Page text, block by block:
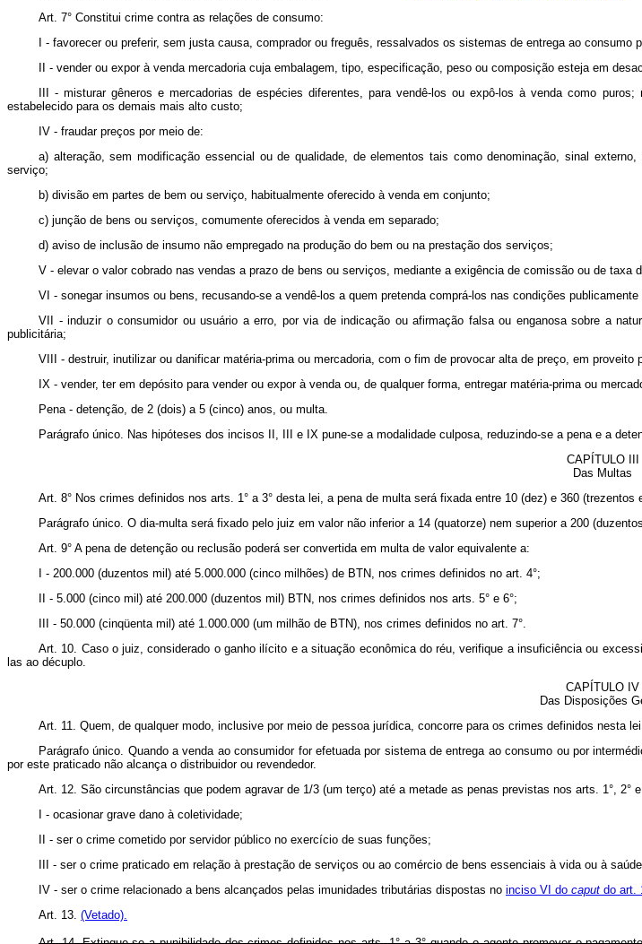
Art. 7° Constitui crime contra as relações de consumo:
I - favorecer ou preferir, sem justa causa, comprador ou freguês, ressalvados os sistemas de entrega ao consumo
II - vender ou expor à venda mercadoria cuja embalagem, tipo, especificação, peso ou composição esteja em
III - misturar gêneros e mercadorias de espécies diferentes, para vendê-los ou expô-los à venda como
estabelecido para os demais mais alto custo;
IV - fraudar preços por meio de:
a) alteração, sem modificação essencial ou de qualidade, de elementos tais como denominação, sinal
serviço;
b) divisão em partes de bem ou serviço, habitualmente oferecido à venda em conjunto;
c) junção de bens ou serviços, comumente oferecidos à venda em separado;
d) aviso de inclusão de insumo não empregado na produção do bem ou na prestação dos serviços;
V - elevar o valor cobrado nas vendas a prazo de bens ou serviços, mediante a exigência de comissão ou de taxa
VI - sonegar insumos ou bens, recusando-se a vendê-los a quem pretenda comprá-los nas condições
VII - induzir o consumidor ou usuário a erro, por via de indicação ou afirmação falsa ou enganosa sobre a
publicitária;
VIII - destruir, inutilizar ou danificar matéria-prima ou mercadoria, com o fim de provocar alta de preço, em proveito
IX - vender, ter em depósito para vender ou expor à venda ou, de qualquer forma, entregar matéria-prima ou
Pena - detenção, de 2 (dois) a 5 (cinco) anos, ou multa.
Parágrafo único. Nas hipóteses dos incisos II, III e IX pune-se a modalidade culposa, reduzindo-se a pena e a
CAPÍTULO III
Das Multas
Art. 8° Nos crimes definidos nos arts. 1° a 3° desta lei, a pena de multa será fixada entre 10 (dez) e 360
Parágrafo único. O dia-multa será fixado pelo juiz em valor não inferior a 14 (quatorze) nem superior a 200
Art. 9° A pena de detenção ou reclusão poderá ser convertida em multa de valor equivalente a:
I - 200.000 (duzentos mil) até 5.000.000 (cinco milhões) de BTN, nos crimes definidos no art. 4°;
II - 5.000 (cinco mil) até 200.000 (duzentos mil) BTN, nos crimes definidos nos arts. 5° e 6°;
III - 50.000 (cinqüenta mil) até 1.000.000 (um milhão de BTN), nos crimes definidos no art. 7°.
Art. 10. Caso o juiz, considerado o ganho ilícito e a situação econômica do réu, verifique a insuficiência ou
las ao décuplo.
CAPÍTULO IV
Das Disposições
Art. 11. Quem, de qualquer modo, inclusive por meio de pessoa jurídica, concorre para os crimes definidos nesta
Parágrafo único. Quando a venda ao consumidor for efetuada por sistema de entrega ao consumo ou por
por este praticado não alcança o distribuidor ou revendedor.
Art. 12. São circunstâncias que podem agravar de 1/3 (um terço) até a metade as penas previstas nos arts. 1°, 2° e
I - ocasionar grave dano à coletividade;
II - ser o crime cometido por servidor público no exercício de suas funções;
III - ser o crime praticado em relação à prestação de serviços ou ao comércio de bens essenciais à vida ou à
IV - ser o crime relacionado a bens alcançados pelas imunidades tributárias dispostas no inciso VI do caput do art.
Art. 13. (Vetado).